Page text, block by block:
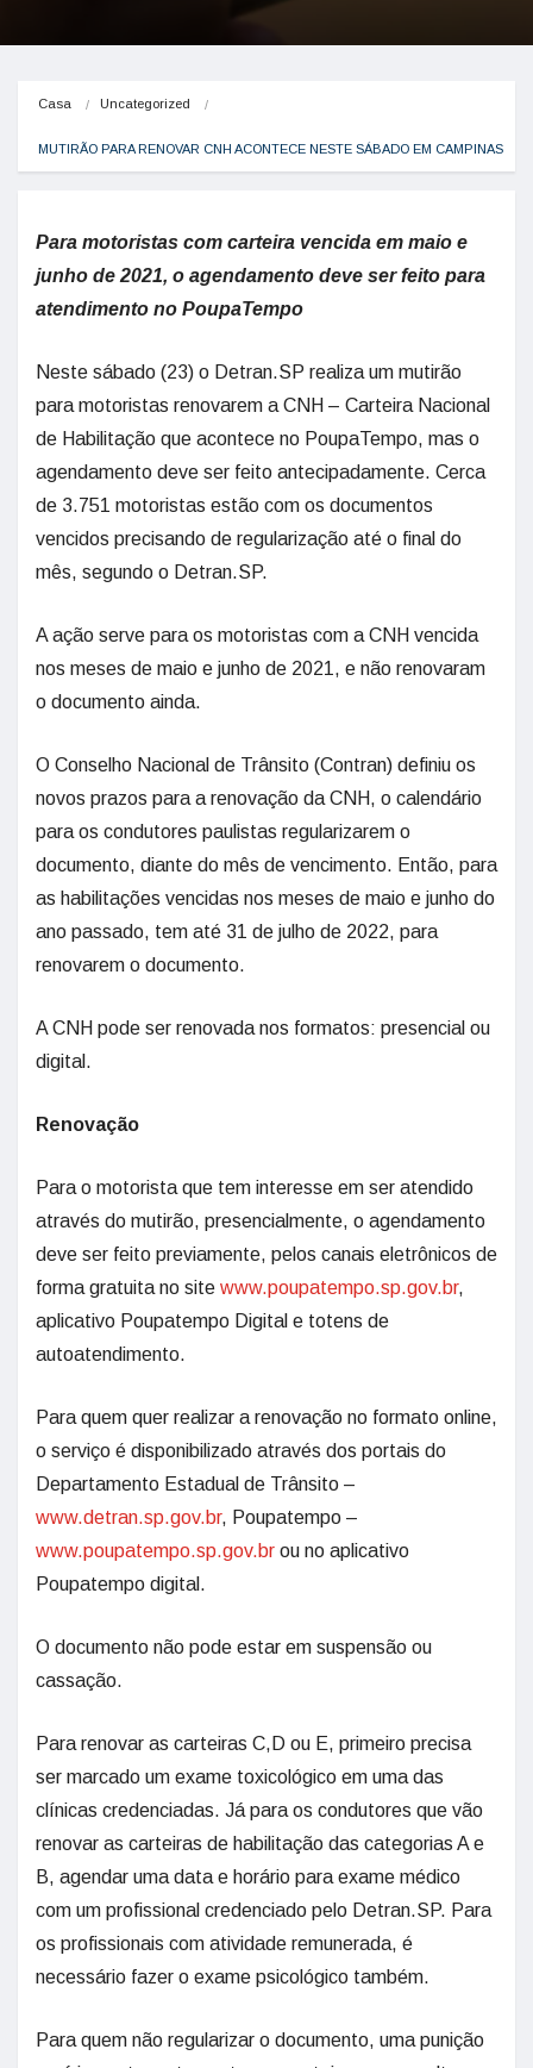
Casa Uncategorized
MUTIRÃO PARA RENOVAR CNH ACONTECE NESTE SÁBADO EM CAMPINAS
Para motoristas com carteira vencida em maio e
junho de 2021, o agendamento deve ser feito para
atendimento no PoupaTempo
Neste sábado (23) o Detran.SP realiza um mutirão
para motoristas renovarem a CNH – Carteira Nacional
de Habilitação que acontece no PoupaTempo, mas o
agendamento deve ser feito antecipadamente. Cerca
de 3.751 motoristas estão com os documentos
vencidos precisando de regularização até o final do
mês, segundo o Detran.SP.
A ação serve para os motoristas com a CNH vencida
nos meses de maio e junho de 2021, e não renovaram
o documento ainda.
O Conselho Nacional de Trânsito (Contran) definiu os
novos prazos para a renovação da CNH, o calendário
para os condutores paulistas regularizarem o
documento, diante do mês de vencimento. Então, para
as habilitações vencidas nos meses de maio e junho do
ano passado, tem até 31 de julho de 2022, para
renovarem o documento.
A CNH pode ser renovada nos formatos: presencial ou
digital.
Renovação
Para o motorista que tem interesse em ser atendido
através do mutirão, presencialmente, o agendamento
deve ser feito previamente, pelos canais eletrônicos de
forma gratuita no site www.poupatempo.sp.gov.br,
aplicativo Poupatempo Digital e totens de
autoatendimento.
Para quem quer realizar a renovação no formato online,
o serviço é disponibilizado através dos portais do
Departamento Estadual de Trânsito –
www.detran.sp.gov.br, Poupatempo –
www.poupatempo.sp.gov.br ou no aplicativo
Poupatempo digital.
O documento não pode estar em suspensão ou
cassação.
Para renovar as carteiras C,D ou E, primeiro precisa
ser marcado um exame toxicológico em uma das
clínicas credenciadas. Já para os condutores que vão
renovar as carteiras de habilitação das categorias A e
B, agendar uma data e horário para exame médico
com um profissional credenciado pelo Detran.SP. Para
os profissionais com atividade remunerada, é
necessário fazer o exame psicológico também.
Para quem não regularizar o documento, uma punição